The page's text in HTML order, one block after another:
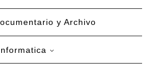
y Archivo